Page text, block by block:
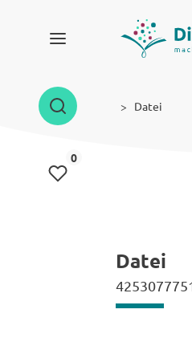
0Inhalte gemerkt
Datei
Datei